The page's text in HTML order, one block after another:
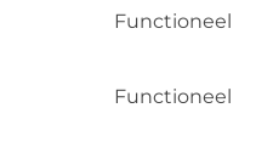
Functioneel
Functioneel